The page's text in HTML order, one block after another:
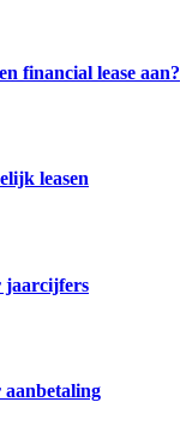
financial lease aan?
leasen
jaarcijfers
aanbetaling